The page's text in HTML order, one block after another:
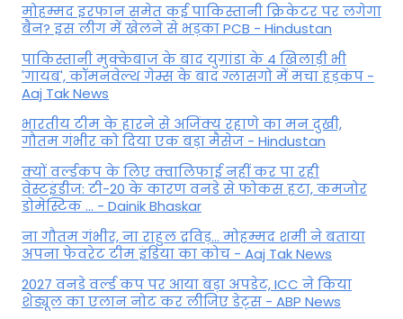
मोहम्मद इरफान समेत कई पाकिस्तानी क्रिकेटर पर लगेगा
बैन? इस लीग में खेलने से भड़का PCB - Hindustan
पाकिस्तानी मुक्केबाज के बाद युगांडा के 4 खिलाड़ी भी
'गायब', कॉमनवेल्थ गेम्स के बाद ग्लासगो में मचा हड़कंप -
Aaj Tak News
भारतीय टीम के हारने से अजिंक्य रहाणे का मन दुखी,
गौतम गंभीर को दिया एक बड़ा मैसेज - Hindustan
क्यों वर्ल्डकप के लिए क्वालिफाई नहीं कर पा रही
वेस्टइंडीज: टी-20 के कारण वनडे से फोकस हटा, कमजोर
डोमेस्टिक ... - Dainik Bhaskar
ना गौतम गंभीर, ना राहुल द्रव‍िड़... मोहम्मद शमी ने बताया
अपना फेवरेट टीम इंड‍िया का कोच - Aaj Tak News
2027 वनडे वर्ल्ड कप पर आया बड़ा अपडेट, ICC ने किया
शेड्यूल का एलान नोट कर लीजिए डेट्स - ABP News